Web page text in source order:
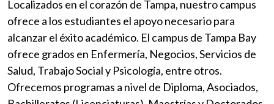
Localizados en el corazón de Tampa, nuestro campus
ofrece a los estudiantes el apoyo necesario para
alcanzar el éxito académico. El campus de Tampa Bay
ofrece grados en Enfermería, Negocios, Servicios de
Salud, Trabajo Social y Psicología, entre otros.
Ofrecemos programas a nivel de Diploma, Asociados,